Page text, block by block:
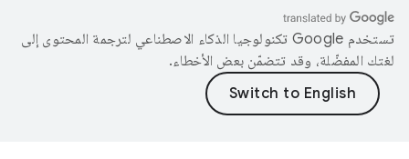
تستخدم Google تكنولوجيا الذكاء الاصطناعي لترجمة المحتوى إلى
لغتك المفضّلة، وقد تتضمّن بعض الأخطاء.